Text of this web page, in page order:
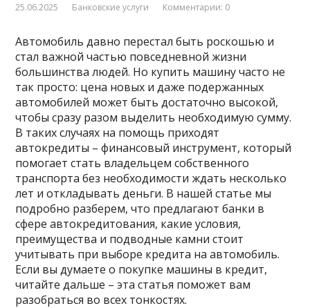
25.06.2025 Банковские услуги Комментарии: 0
Автомобиль давно перестал быть роскошью и
стал важной частью повседневной жизни
большинства людей. Но купить машину часто не
так просто: цена новых и даже подержанных
автомобилей может быть достаточно высокой,
чтобы сразу разом выделить необходимую сумму.
В таких случаях на помощь приходят
автокредиты – финансовый инструмент, который
помогает стать владельцем собственного
транспорта без необходимости ждать несколько
лет и откладывать деньги. В нашей статье мы
подробно разберем, что предлагают банки в
сфере автокредитования, какие условия,
преимущества и подводные камни стоит
учитывать при выборе кредита на автомобиль.
Если вы думаете о покупке машины в кредит,
читайте дальше – эта статья поможет вам
разобраться во всех тонкостях.